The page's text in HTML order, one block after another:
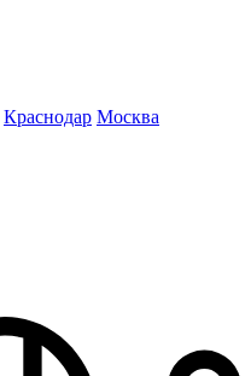
Краснодар Москва